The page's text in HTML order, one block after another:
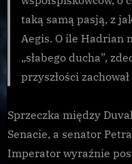
taką samą pasją, z
Aegis. O ile Hadrian
„słabego ducha”,
przyszłości
Sprzeczka między
Senacie, a senator
Imperator wyraźnie